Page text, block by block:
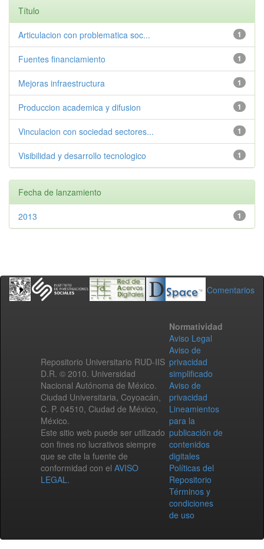
Título
1
Articulacion con problematica soc...
1
Fuentes financiamiento
1
Mejoras infraestructura
1
Produccion academica y difusion
1
Vinculacion con sociedad sectores...
1
Visibilidad y desarrollo tecnologico
Fecha de lanzamiento
1
2013
Comentarios
Repositorio Universitario RUD-IIS
D.R. © 2010. Universidad
Nacional Autónoma de México.
Ciudad Universitaria, Coyoacán,
C. P. 04510, Ciudad de México,
México.
Este sitio web puede ser utilizado
con fines no lucrativos siempre
que se cite la fuente de
conformidad con el AVISO
LEGAL.
Normatividad
Aviso Legal
Aviso de
privacidad
simplificado
Aviso de
privacidad
Lineamientos
para la
publicación de
contenidos
digitales
Políticas del
Repositorio
Términos y
condiciones
de uso